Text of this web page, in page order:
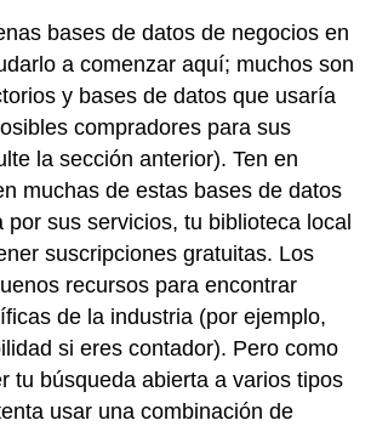
bases de datos de negocios en
a comenzar aquí; muchos son
y bases de datos que usaría
compradores para sus
la sección anterior). Ten en
muchas de estas bases de datos
por sus servicios, tu biblioteca local
suscripciones gratuitas. Los
recursos para encontrar
de la industria (por ejemplo,
si eres contador). Pero como
tu búsqueda abierta a varios tipos
usar una combinación de